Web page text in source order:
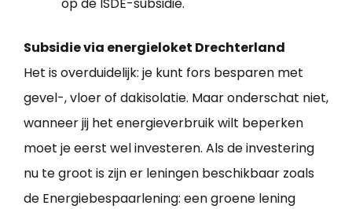
op de ISDE-subsidie.
Subsidie via energieloket Drechterland
Het is overduidelijk: je kunt fors besparen met
gevel-, vloer of dakisolatie. Maar onderschat niet,
wanneer jij het energieverbruik wilt beperken
moet je eerst wel investeren. Als de investering
nu te groot is zijn er leningen beschikbaar zoals
de Energiebespaarlening: een groene lening